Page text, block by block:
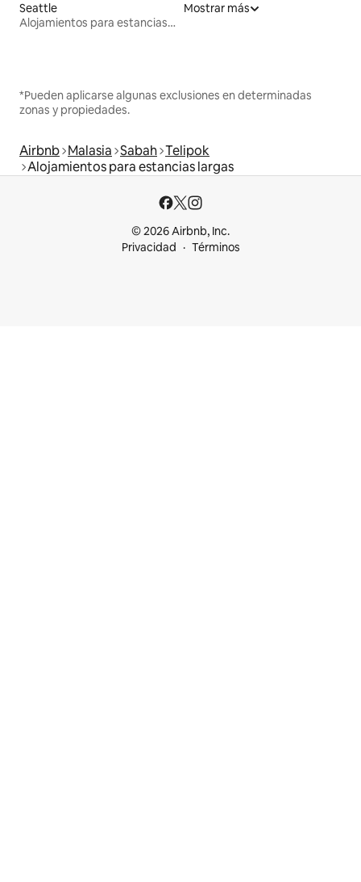
Seattle
Alojamientos para estancias largas
Mostrar más
*Pueden aplicarse algunas exclusiones en determinadas
zonas y propiedades.
Airbnb Malasia Sabah Telipok
Alojamientos para estancias largas
© 2026 Airbnb, Inc.
Privacidad
Términos